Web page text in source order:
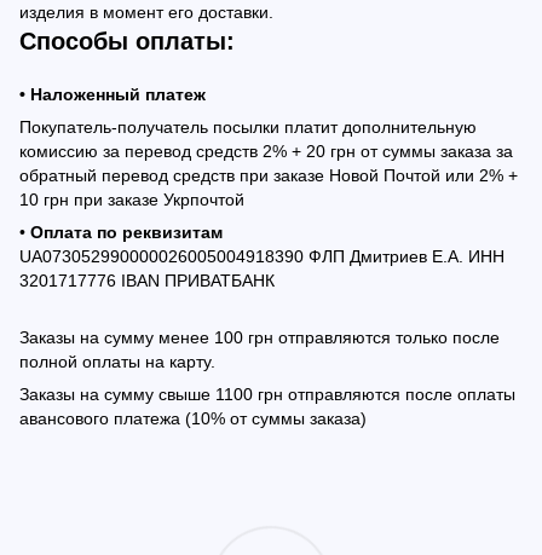
изделия в момент его доставки.
Способы оплаты:
• Наложенный платеж
Покупатель-получатель посылки платит дополнительную
комиссию за перевод средств 2% + 20 грн от суммы заказа за
обратный перевод средств при заказе Новой Почтой или 2% +
10 грн при заказе Укрпочтой
• Оплата по реквизитам
UA073052990000026005004918390 ФЛП Дмитриев Е.А. ИНН
3201717776 IBAN ПРИВАТБАНК
Заказы на сумму менее 100 грн отправляются только после
полной оплаты на карту.
Заказы на сумму свыше 1100 грн отправляются после оплаты
авансового платежа (10% от суммы заказа)